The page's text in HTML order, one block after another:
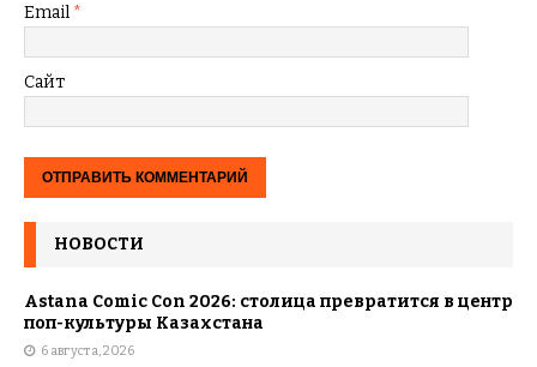
Email *
Сайт
НОВОСТИ
Astana Comic Con 2026: столица превратится в центр
поп-культуры Казахстана
6 августа, 2026